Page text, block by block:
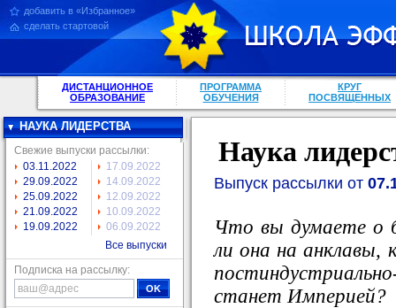
добавить в «Избранное»
сделать стартовой
ДИСТАНЦИОННОЕ
ОБРАЗОВАНИЕ
ПРОГРАММА
ОБУЧЕНИЯ
КРУГ
ПОСВЯЩЕННЫХ
НАУКА ЛИДЕРСТВА
Свежие выпуски рассылки:
03.11.2022
29.09.2022
25.09.2022
21.09.2022
19.09.2022
17.09.2022
14.09.2022
12.09.2022
10.09.2022
06.09.2022
Все выпуски
Подписка на рассылку:
Наука
Выпуск рассылки от
Что вы думаете о
ли она на анклавы,
станет Империей?